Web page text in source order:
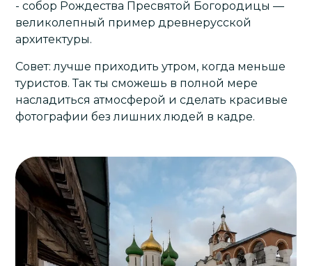
- собор Рождества Пресвятой Богородицы —
великолепный пример древнерусской
архитектуры.
Совет: лучше приходить утром, когда меньше
туристов. Так ты сможешь в полной мере
насладиться атмосферой и сделать красивые
фотографии без лишних людей в кадре.